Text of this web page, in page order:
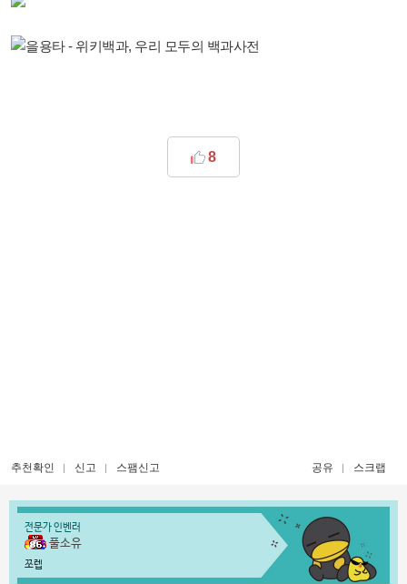
8
추천확인 신고 스팸신고 공유 스크랩
전문가 인벤러
풀소유
쪼렙